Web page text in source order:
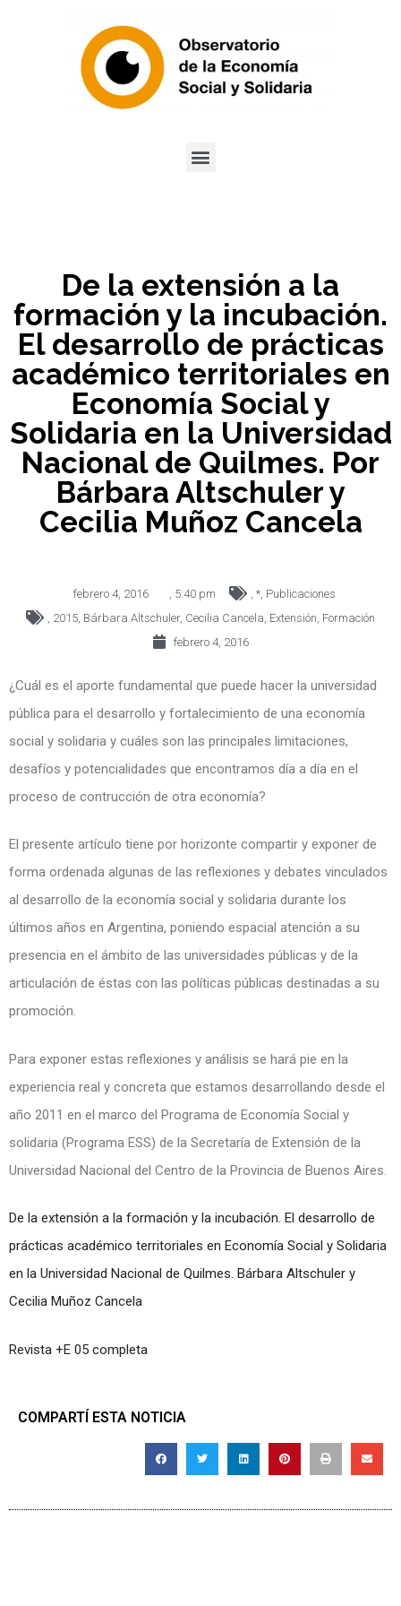
De la extensión a la
formación y la incubación.
El desarrollo de prácticas
académico territoriales en
Economía Social y
Solidaria en la Universidad
Nacional de Quilmes. Por
Bárbara Altschuler y
Cecilia Muñoz Cancela
febrero 4, 2016 5:40 pm *, Publicaciones
2015 Bárbara Altschuler, Cecilia Cancela Extensión Formación
febrero 4, 2016
¿Cuál es el aporte fundamental que puede hacer la universidad
pública para el desarrollo y fortalecimiento de una economía
social y solidaria y cuáles son las principales limitaciones,
desafíos y potencialidades que encontramos día a día en el
proceso de contrucción de otra economía?
El presente artículo tiene por horizonte compartir y exponer de
forma ordenada algunas de las reflexiones y debates vinculados
al desarrollo de la economía social y solidaria durante los
últimos años en Argentina, poniendo espacial atención a su
presencia en el ámbito de las universidades públicas y de la
articulación de éstas con las políticas públicas destinadas a su
promoción.
Para exponer estas reflexiones y análisis se hará pie en la
experiencia real y concreta que estamos desarrollando desde el
año 2011 en el marco del Programa de Economía Social y
solidaria (Programa ESS) de la Secretaría de Extensión de la
Universidad Nacional del Centro de la Provincia de Buenos Aires.
De la extensión a la formación y la incubación. El desarrollo de
prácticas académico territoriales en Economía Social y Solidaria
en la Universidad Nacional de Quilmes. Bárbara Altschuler y
Cecilia Muñoz Cancela
Revista +E 05 completa
COMPARTÍ ESTA NOTICIA